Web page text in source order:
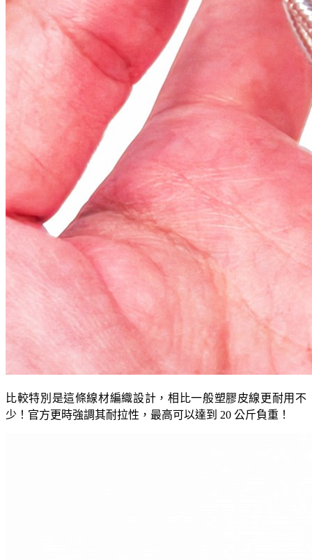
比較特別是這條線材編織設計，相比一般塑膠皮線更耐用不
少！官方更時強調其耐拉性，最高可以達到 20 公斤負重！